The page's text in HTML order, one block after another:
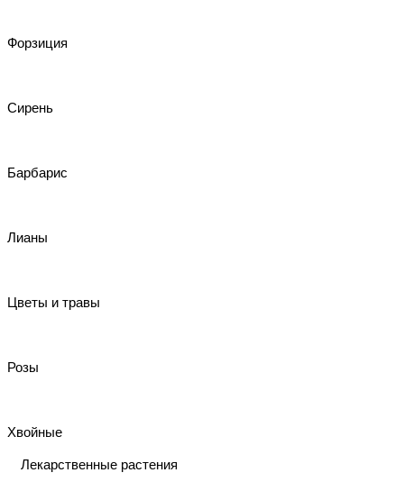
Форзиция
Сирень
Барбарис
Лианы
Цветы и травы
Розы
Хвойные
Лекарственные растения